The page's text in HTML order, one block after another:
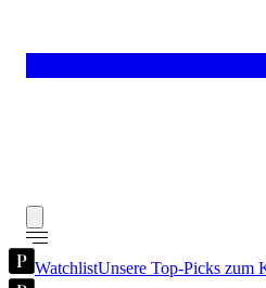
WatchlistUnsere Top-Picks zum